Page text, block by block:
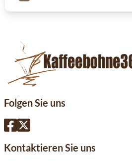
Folgen Sie uns
Kontaktieren Sie uns